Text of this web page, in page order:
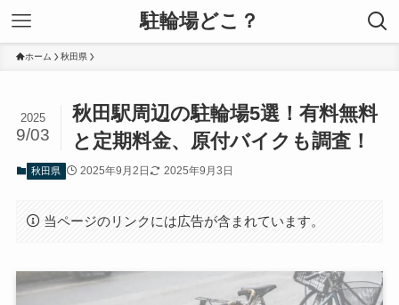
駐輪場どこ？
ホーム 秋田県
秋田駅周辺の駐輪場5選！有料無料
と定期料金、原付バイクも調査！
2025
9/03
秋田県 2025年9月2日 2025年9月3日
当ページのリンクには広告が含まれています。